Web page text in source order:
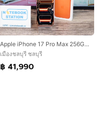
Apple iPhone 17 Pro Max 256GB Cosmic Orange อุปกรณ์แท้ครบกล่อง สุขภาพแบต100 มีประกันศูนย์ พร้อมใช้งาน ขายเพียง 41,990.-
เมืองชลบุรี ชลบุรี
฿ 41,990